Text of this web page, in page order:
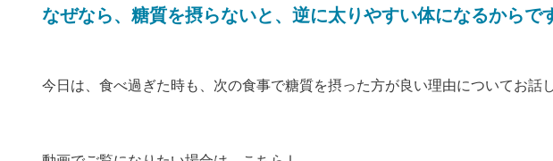
なぜなら、糖質を摂らないと、逆に太りやすい体になるからで
今日は、食べ過ぎた時も、次の食事で糖質を摂った方が良い理由についてお話